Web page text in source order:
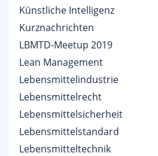
Künstliche Intelligenz
Kurznachrichten
LBMTD-Meetup 2019
Lean Management
Lebensmittelindustrie
Lebensmittelrecht
Lebensmittelsicherheit
Lebensmittelstandard
Lebensmitteltechnik